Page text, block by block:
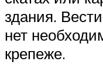
здания.
нет
крепеже.